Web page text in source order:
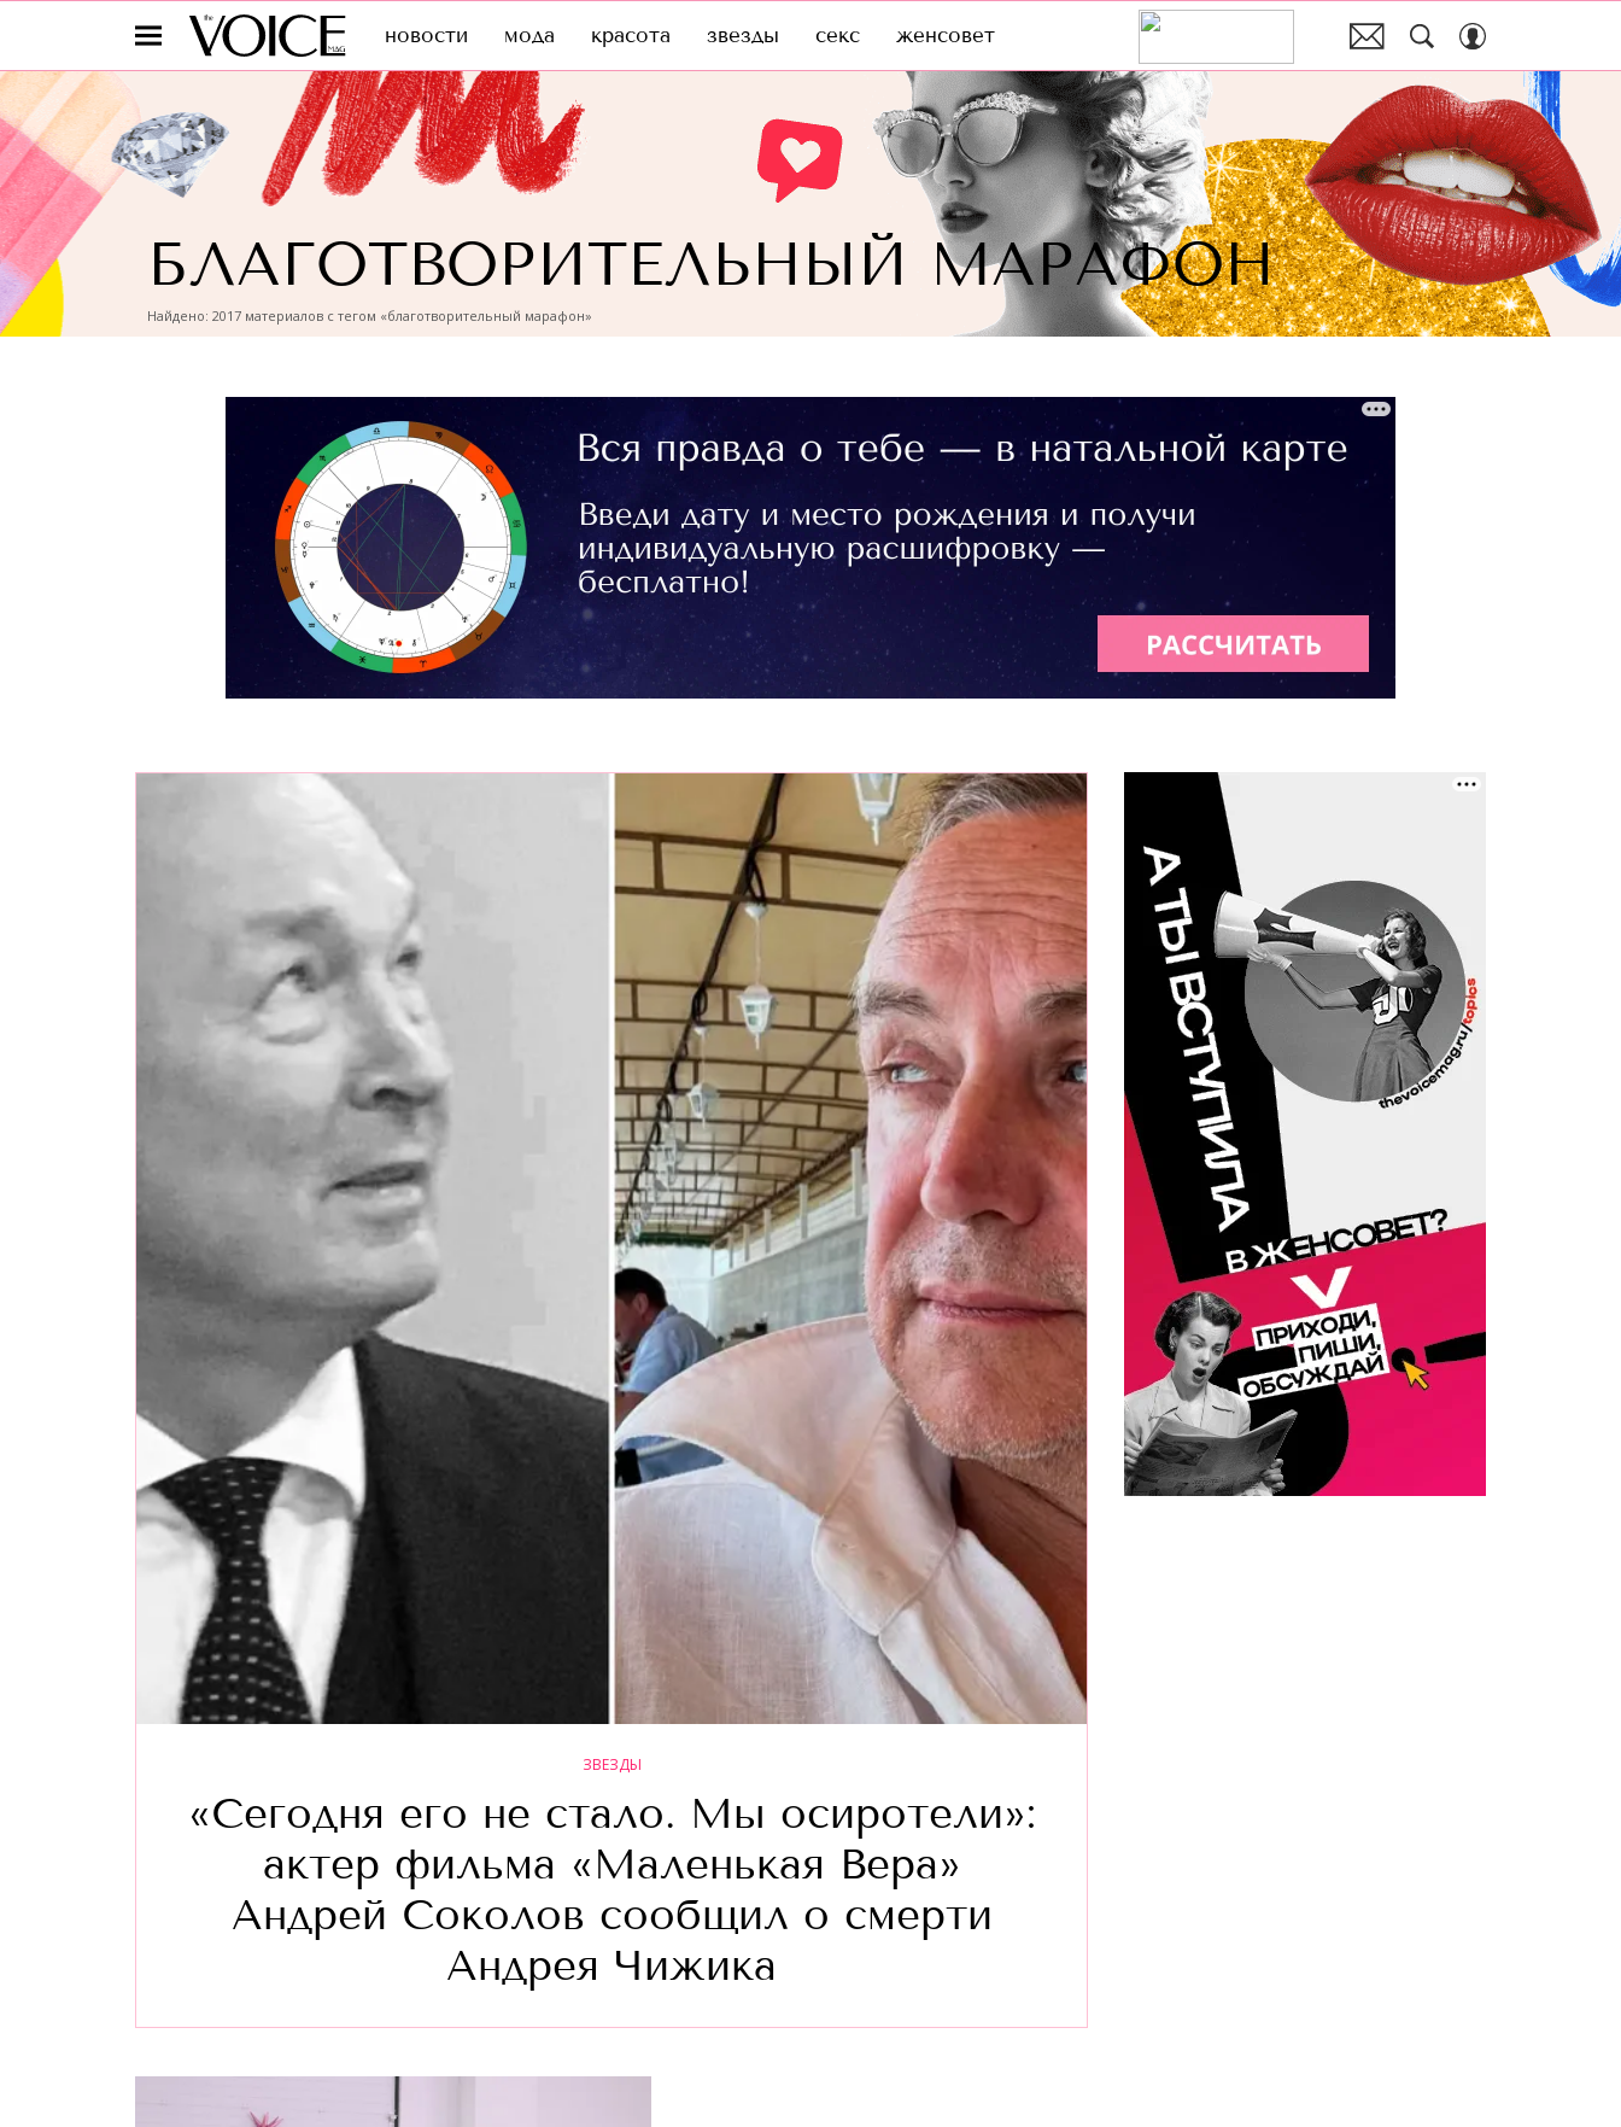
новости мода красота звезды секс женсовет
БЛАГОТВОРИТЕЛЬНЫЙ МАРАФОН
Найдено: 2017 материалов с тегом «благотворительный марафон»
ЗВЕЗДЫ
«Сегодня его не стало. Мы осиротели»:
актер фильма «Маленькая Вера»
Андрей Соколов сообщил о смерти
Андрея Чижика